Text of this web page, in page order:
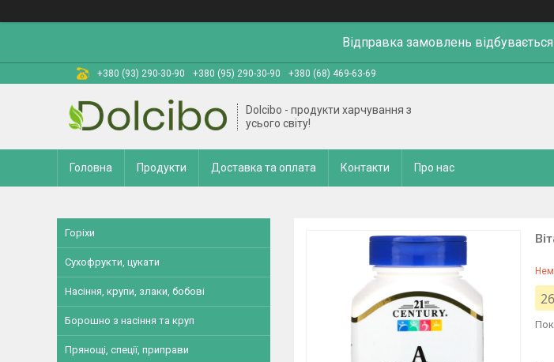
Відправка замовлень
+380 (93) 290-30-90 +380 (95) 290-30-90 +380 (68) 469-63-69
Dolcibo - продукти харчування з
усього світу!
Головна Продукти Доставка та оплата Контакти Про нас
Горіхи
Сухофрукти, цукати
Насіння, крупи, злаки, бобові
Борошно з насіння та круп
Прянощі, спеції, приправи